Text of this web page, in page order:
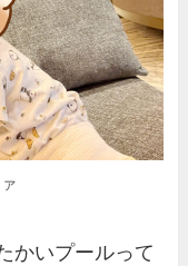
かいプールって